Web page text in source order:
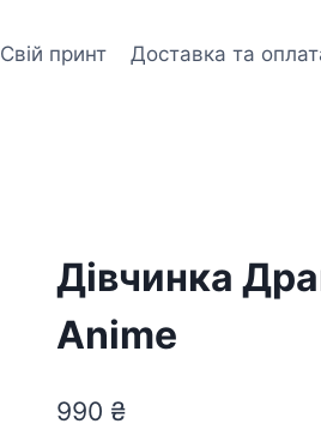
Свій принт Доставка та
Дівчинка
Anime
990 ₴